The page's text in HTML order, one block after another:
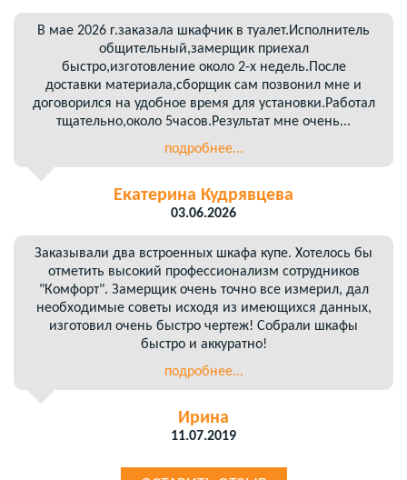
В мае 2026 г.заказала шкафчик в туалет.Исполнитель
общительный,замерщик приехал
быстро,изготовление около 2-х недель.После
доставки материала,сборщик сам позвонил мне и
договорился на удобное время для установки.Работал
тщательно,около 5часов.Результат мне очень...
подробнее...
Екатерина Кудрявцева
03.06.2026
Заказывали два встроенных шкафа купе. Хотелось бы
отметить высокий профессионализм сотрудников
"Комфорт". Замерщик очень точно все измерил, дал
необходимые советы исходя из имеющихся данных,
изготовил очень быстро чертеж! Собрали шкафы
быстро и аккуратно!
подробнее...
Ирина
11.07.2019